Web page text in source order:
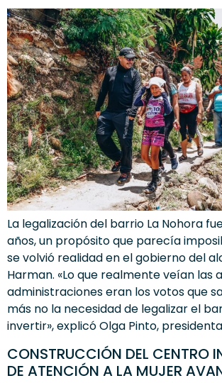
La legalización del barrio La Nohora
años, un propósito que parecía
se volvió realidad en el gobierno del
Harman. «Lo que realmente veían las
administraciones eran los votos que
más no la necesidad de legalizar el
invertir», explicó Olga Pinto,
CONSTRUCCIÓN DEL CENTRO
DE ATENCIÓN A LA MUJER